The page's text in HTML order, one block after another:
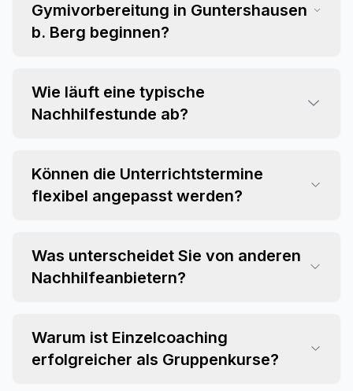
Gymivorbereitung in Guntershausen
b. Berg beginnen?
Wie läuft eine typische
Nachhilfestunde ab?
Können die Unterrichtstermine
flexibel angepasst werden?
Was unterscheidet Sie von anderen
Nachhilfeanbietern?
Warum ist Einzelcoaching
erfolgreicher als Gruppenkurse?